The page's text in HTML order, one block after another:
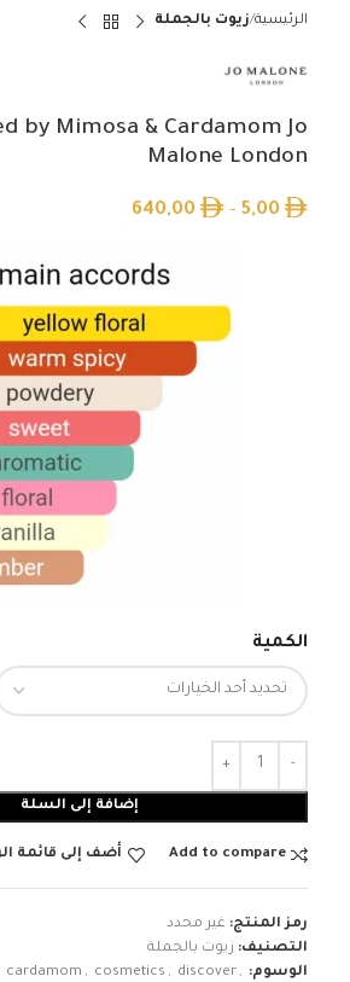
الرئيسية زيوت بالجملة
by Mimosa & Cardamom Jo
Malone London
5,00
–
640,00
الكمية
إضافة إلى السلة
Add to compare أضف إلى قائمة
رمز المنتج: غير محدد
التصنيف: زيوت بالجملة
الوسوم:
cardamom , cosmetics , discover ,